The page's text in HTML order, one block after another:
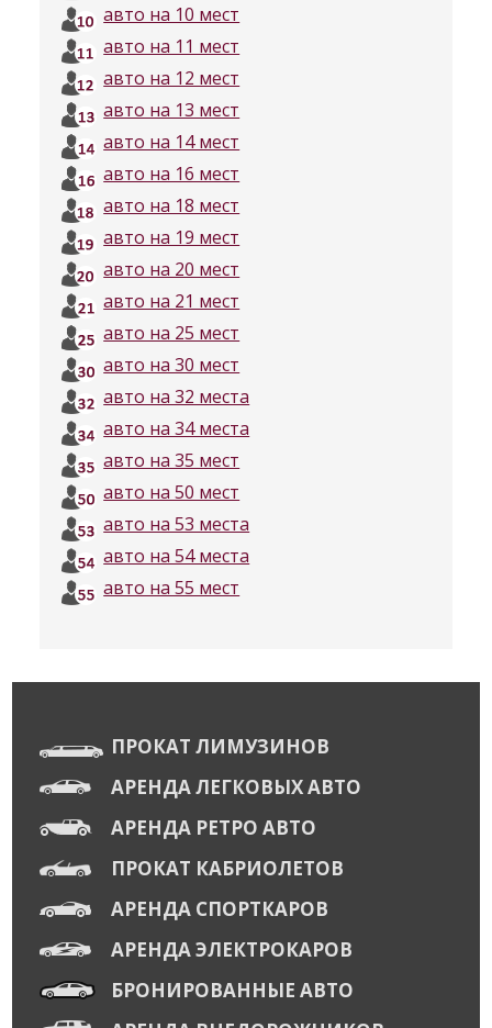
авто на 10 мест
авто на 11 мест
авто на 12 мест
авто на 13 мест
авто на 14 мест
авто на 16 мест
авто на 18 мест
авто на 19 мест
авто на 20 мест
авто на 21 мест
авто на 25 мест
авто на 30 мест
авто на 32 места
авто на 34 места
авто на 35 мест
авто на 50 мест
авто на 53 места
авто на 54 места
авто на 55 мест
ПРОКАТ ЛИМУЗИНОВ
АРЕНДА ЛЕГКОВЫХ АВТО
АРЕНДА РЕТРО АВТО
ПРОКАТ КАБРИОЛЕТОВ
АРЕНДА СПОРТКАРОВ
АРЕНДА ЭЛЕКТРОКАРОВ
БРОНИРОВАННЫЕ АВТО